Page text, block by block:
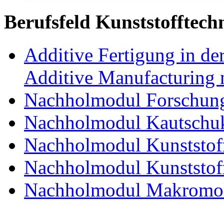
Berufsfeld
Additive Fertigung in
Additive Manufacturing
Nachholmodul
Nachholmodul
Nachholmodul
Nachholmodul
Nachholmodul